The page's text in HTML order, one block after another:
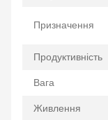
Призначення
Продуктивність
Вага
Живлення